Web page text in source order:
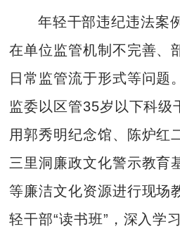
年轻干部违纪违法案
在单位监管机制不完善、
日常监管流于形式等问题
监委以区管35岁以下科级
用郭秀明纪念馆、陈炉红
三里洞廉政文化警示教育
等廉洁文化资源进行现场
轻干部“读书班”，深入学